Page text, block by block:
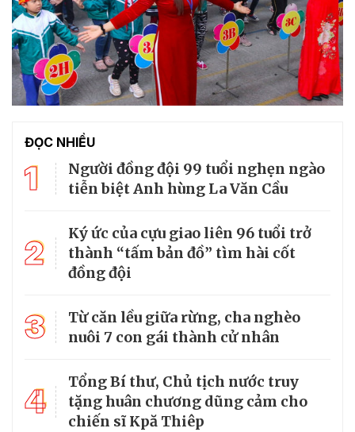
ĐỌC NHIỀU
1
Người đồng đội 99 tuổi nghẹn ngào
tiễn biệt Anh hùng La Văn Cầu
2
Ký ức của cựu giao liên 96 tuổi trở
thành “tấm bản đồ” tìm hài cốt
đồng đội
3
Từ căn lều giữa rừng, cha nghèo
nuôi 7 con gái thành cử nhân
4
Tổng Bí thư, Chủ tịch nước truy
tặng huân chương dũng cảm cho
chiến sĩ Kpă Thiêp